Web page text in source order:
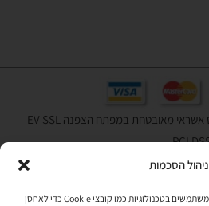
ניהול הסכמות
כדי לספק חוויית משתמש מיטבית, אנו משתמשים בטכנולוגיות כמו קובצי Cookie כדי לאחסן
הרכישה באתר באמצעות כרטיס אשראי מאובטחת במפתח הצפנה EV SSL
לתקנון האתר»